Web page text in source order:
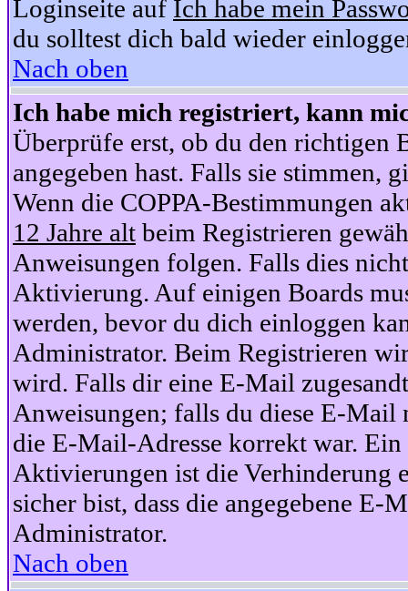
Loginseite auf Ich habe mein
du solltest dich bald wieder
Nach oben
Ich habe mich registriert, kann
Überprüfe erst, ob du den richtigen
angegeben hast. Falls sie stimmen,
Wenn die COPPA-Bestimmungen
12 Jahre alt beim Registrieren
Anweisungen folgen. Falls dies
Aktivierung. Auf einigen Boards
werden, bevor du dich einloggen
Administrator. Beim Registrieren
wird. Falls dir eine E-Mail
Anweisungen; falls du diese E-Mail
die E-Mail-Adresse korrekt war.
Aktivierungen ist die Verhinderung
sicher bist, dass die angegebene
Administrator.
Nach oben